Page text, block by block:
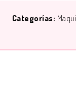
Categorías: